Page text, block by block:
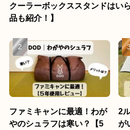
クーラーボックススタンドはい
品も紹介！】
ファミキャンに最適！わが
やのシュラフは寒い？【5
2
が